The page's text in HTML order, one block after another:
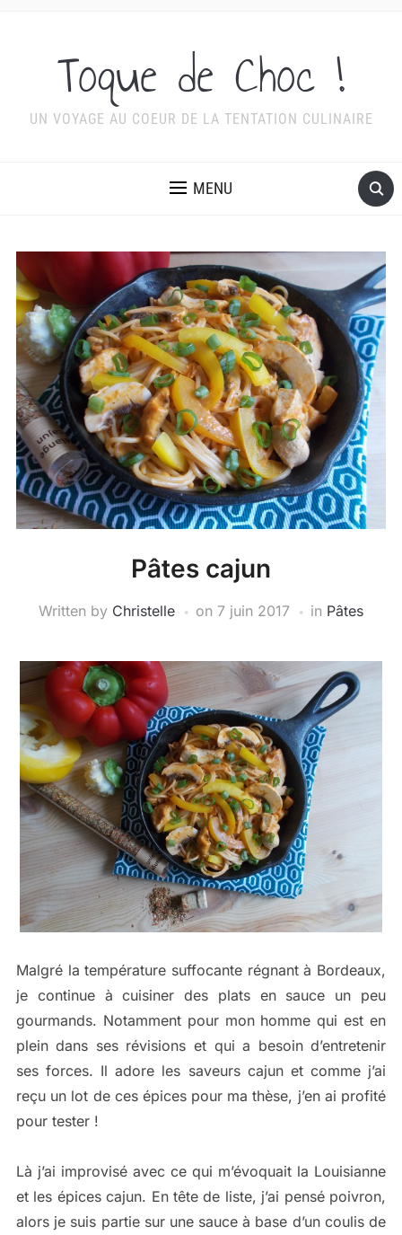
Toque de Choc !
UN VOYAGE AU COEUR DE LA TENTATION CULINAIRE
MENU
Pâtes cajun
Written by Christelle on 7 juin 2017 in Pâtes
Malgré la température suffocante régnant à Bordeaux,
je continue à cuisiner des plats en sauce un peu
gourmands. Notamment pour mon homme qui est en
plein dans ses révisions et qui a besoin d’entretenir
ses forces. Il adore les saveurs cajun et comme j’ai
reçu un lot de ces épices pour ma thèse, j’en ai profité
pour tester !
Là j’ai improvisé avec ce qui m’évoquait la Louisianne
et les épices cajun. En tête de liste, j’ai pensé poivron,
alors je suis partie sur une sauce à base d’un coulis de